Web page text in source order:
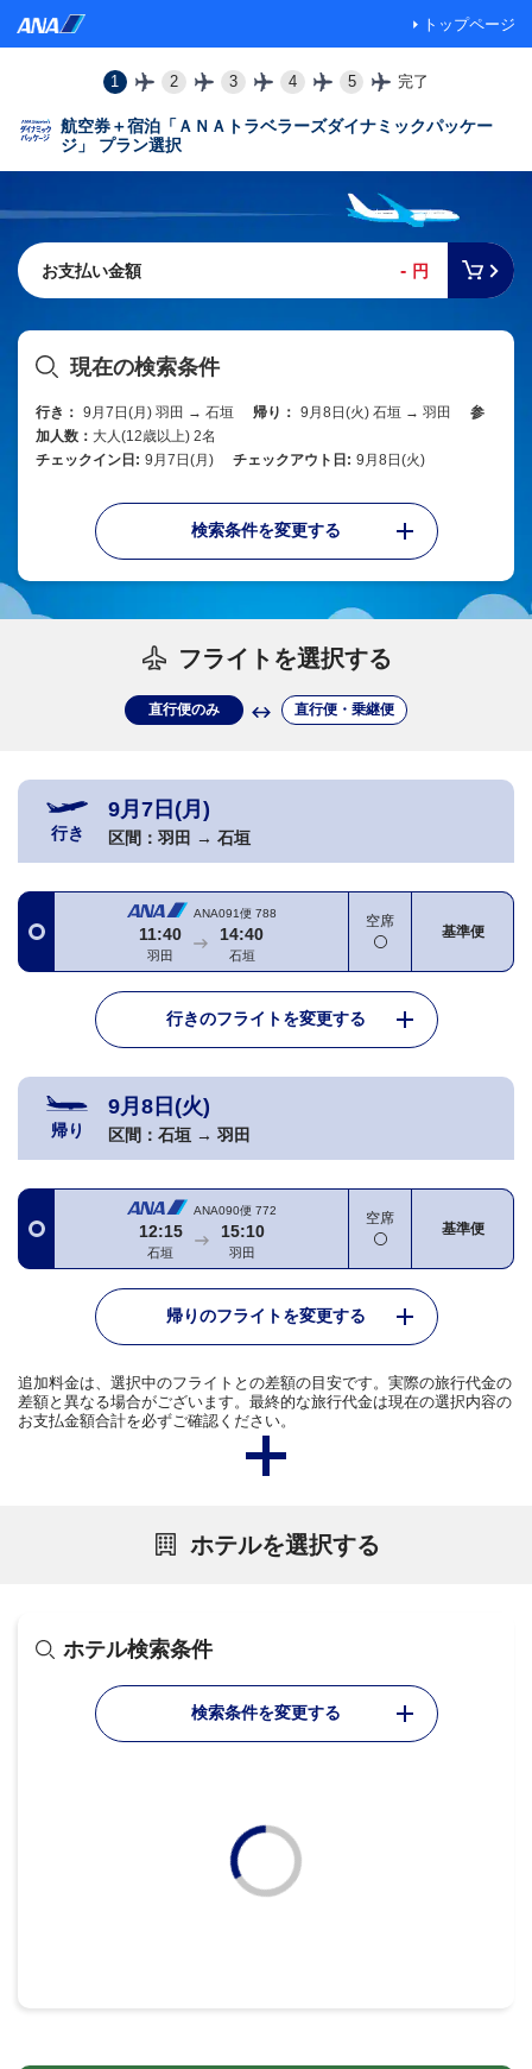
トップページ
1 2 3 4 5 完了
航空券＋宿泊「ＡＮＡトラベラーズダイナミックパッケー
ジ」 プラン選択
お支払い金額 - 円
現在の検索条件
行き： 9月7日(月) 羽田 → 石垣 帰り： 9月8日(火) 石垣 → 羽田
参
加人数： 大人(12歳以上) 2名
チェックイン日: 9月7日(月) チェックアウト日: 9月8日(火)
検索条件を変更する
フライトを選択する
直行便のみ 直行便・乗継便
行き
9月7日(月)
区間： 羽田 → 石垣
ANA091便 788
11:40
羽田
14:40
石垣
空席
基準便
行きのフライトを変更する
帰り
9月8日(火)
区間： 石垣 → 羽田
ANA090便 772
12:15
石垣
15:10
羽田
空席
基準便
帰りのフライトを変更する
追加料金は、選択中のフライトとの差額の目安です。実際の旅行代金の
差額と異なる場合がございます。最終的な旅行代金は現在の選択内容の
お支払金額合計を必ずご確認ください。
ホテルを選択する
ホテル検索条件
検索条件を変更する